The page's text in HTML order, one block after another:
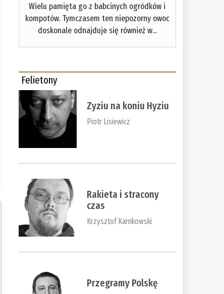
Wielu pamięta go z babcinych ogródków i
kompotów. Tymczasem ten niepozorny owoc
doskonale odnajduje się również w...
Felietony
Zyziu na koniu Hyziu
Piotr Lisiewicz
Rakieta i stracony
czas
Krzysztof Karnkowski
Przegramy Polskę